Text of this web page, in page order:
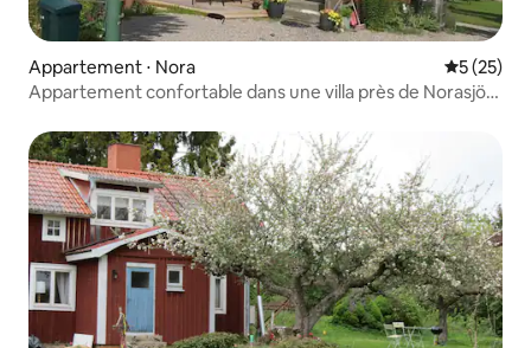
Appartement ⋅ Nora
5 (25)
Appartement confortable dans une villa près de Norasjön